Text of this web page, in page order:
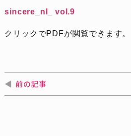
sincere_nl_ vol.9
クリックでPDFが閲覧できます。
前の記事